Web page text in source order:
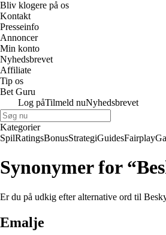
Bliv klogere på os
Kontakt
Presseinfo
Annoncer
Min konto
Nyhedsbrevet
Affiliate
Tip os
Bet Guru
Log påTilmeld nuNyhedsbrevet
Kategorier
SpilRatingsBonusStrategiGuidesFairplay
Synonymer for
Er du på udkig efter alternative ord til
Emalje